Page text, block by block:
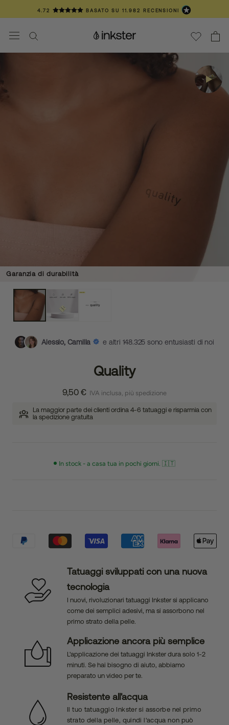
4.72 BASATO SU 11.982 RECENSIONI
Garanzia di durabilità
Alessio, Camilla e altri 148.325 sono entusiasti di noi
Quality
9,50 € IVA inclusa, più spedizione
La maggior parte dei clienti ordina 4-6 tatuaggi e risparmia con
la spedizione gratuita
In stock - a casa tua in pochi giorni. 🇮🇹
Tatuaggi sviluppati con una nuova
tecnologia
I nuovi, rivoluzionari tatuaggi Inkster si applicano
come dei semplici adesivi, ma si assorbono nel
primo strato della pelle.
Applicazione ancora più semplice
L'applicazione dei tatuaggi Inkster dura solo 1-2
minuti. Se hai bisogno di aiuto, abbiamo
preparato un video per te.
Resistente all'acqua
Il tuo tatuaggio Inkster si assorbe nel primo
strato della pelle, quindi l'acqua non può